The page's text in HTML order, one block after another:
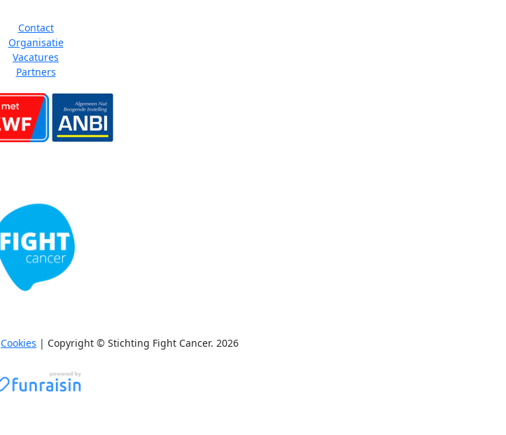
Contact
Organisatie
Vacatures
Partners
Cookies | Copyright © Stichting Fight Cancer. 2026